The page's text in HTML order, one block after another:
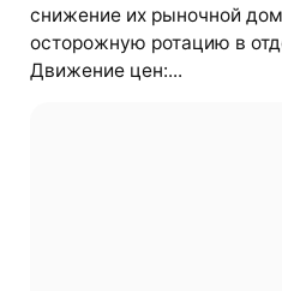
снижение их рыночной
осторожную ротацию в
Движение цен:...